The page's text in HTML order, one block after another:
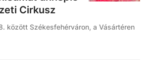
Cirkusz
között Székesfehérváron, a Vásártéren